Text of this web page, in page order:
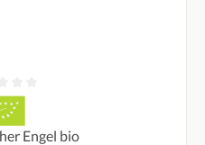
von 0 von 5 Sternen
Engel bio